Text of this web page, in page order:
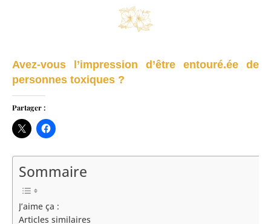
Avez-vous l’impression d’être entouré.ée de
personnes toxiques ?
Partager :
Sommaire
J’aime ça :
Articles similaires